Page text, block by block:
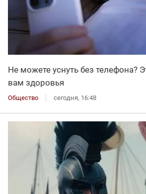
Не можете уснуть без телефона?
вам здоровья
Общество сегодня, 16:48